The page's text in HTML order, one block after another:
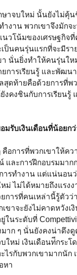
าจบใหม่ นั้นยังไม่คุ้น
ำงาน พวกเขาจึงมักจ
วโน้มของเศรษฐกิจ
เป็นคนรุ่นแรกที่จะมีรา
า นั่นยิ่งทำให้คนรุ่นใ
ยการเรียนรู้ และพัฒน
สุดท้ายคือด้วยการที่พ
งคงชินกับการเรียนรู้
มรับเงินเดือนที่น้อยกว่
คือการที่พวกเขาให้ค
และการฝึกอบรมมาก
ารทำงาน แต่แน่นอน
ม่ ไม่ได้หมายถึงแรง
การที่คนเหล่านี้รู้ตัวว่
ขาจะยังไม่คาดหวังเ
ในระดับที่
มาก ๆ นั่นยังคงน่าดึง
หม่ เงินเดือนท่ีกระโด
ไรกับพวกเขามากนัก
หา⁣⁣⁣